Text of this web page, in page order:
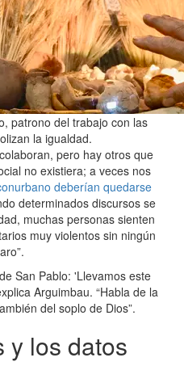
patrono del trabajo con las
la igualdad.
pero hay otros que
no existiera; a veces nos
deberían quedarse
determinados discursos se
muchas personas sienten
muy violentos sin ningún
San Pablo: 'Llevamos este
Arguimbau. “Habla de la
del soplo de Dios”.
y los datos